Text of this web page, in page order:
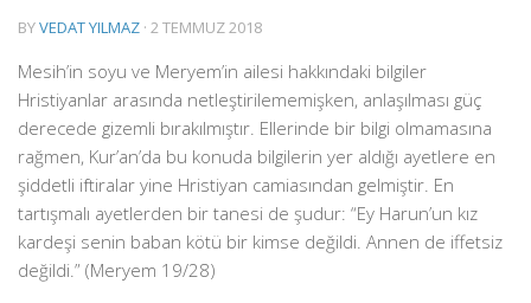
BYVEDAT YILMAZ · 2 TEMMUZ 2018
Mesih’in soyu ve Meryem’in ailesi hakkındaki bilgiler
Hristiyanlar arasında netleştirilememişken, anlaşılması güç
derecede gizemli bırakılmıştır. Ellerinde bir bilgi olmamasına
rağmen, Kur’an’da bu konuda bilgilerin yer aldığı ayetlere en
şiddetli iftiralar yine Hristiyan camiasından gelmiştir. En
tartışmalı ayetlerden bir tanesi de şudur: “Ey Harun’un kız
kardeşi senin baban kötü bir kimse değildi. Annen de iffetsiz
değildi.” (Meryem 19/28)